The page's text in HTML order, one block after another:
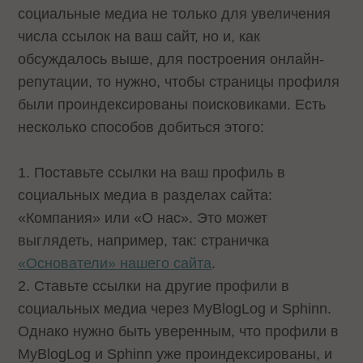
социальные медиа не только для увеличения
числа ссылок на ваш сайт, но и, как
обсуждалось выше, для построения онлайн-
репутации, то нужно, чтобы страницы профиля
были проиндексированы поисковиками. Есть
несколько способов добиться этого:
1. Поставьте ссылки на ваш профиль в
социальных медиа в разделах сайта:
«Компания» или «О нас». Это может
выглядеть, например, так: страничка
«Основатели» нашего сайта.
2. Ставьте ссылки на другие профили в
социальных медиа через MyBlogLog и Sphinn.
Однако нужно быть уверенным, что профили в
MyBlogLog и Sphinn уже проиндексированы, и